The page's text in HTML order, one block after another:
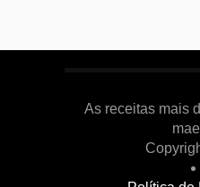
As receitas mais